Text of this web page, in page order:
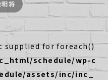
将
supplied for foreach()
schedule/wp-c
assets/inc/inc_